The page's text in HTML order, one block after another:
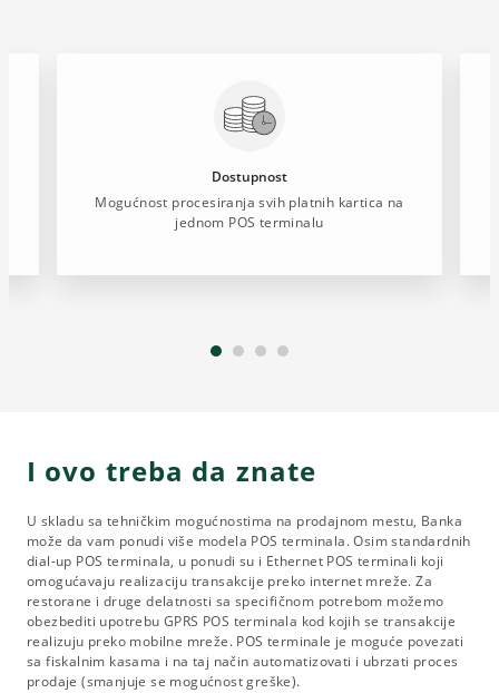
Dostupnost
Mogućnost procesiranja svih platnih kartica na
jednom POS terminalu
I ovo treba da znate
U skladu sa tehničkim mogućnostima na prodajnom mestu, Banka
može da vam ponudi više modela POS terminala. Osim standardnih
dial-up POS terminala, u ponudi su i Ethernet POS terminali koji
omogućavaju realizaciju transakcije preko internet mreže. Za
restorane i druge delatnosti sa specifičnom potrebom možemo
obezbediti upotrebu GPRS POS terminala kod kojih se transakcije
realizuju preko mobilne mreže. POS terminale je moguće povezati
sa fiskalnim kasama i na taj način automatizovati i ubrzati proces
prodaje (smanjuje se mogućnost greške).